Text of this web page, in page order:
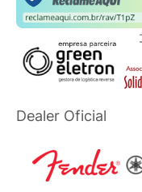
Dealer Oficial